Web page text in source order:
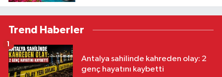
Trend Haberler
Antalya sahilinde kahreden olay: 2
genç hayatını kaybetti
1